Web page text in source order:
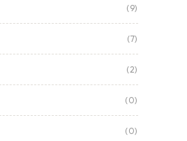
(9)
(7)
(2)
(0)
(0)